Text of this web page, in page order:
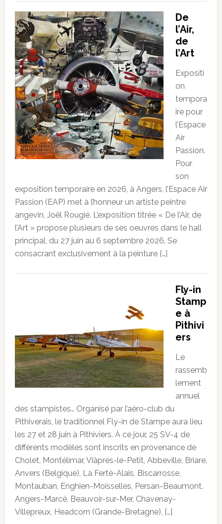
De
l’Air,
de
l’Art
Expositi
on
tempora
ire pour
l’Espace
Air
Passion.
Pour
son
exposition temporaire en 2026, à Angers, l’Espace Air
Passion (EAP) met à l’honneur un artiste peintre
angevin, Joël Rougié. L’exposition titrée « De l’Air, de
l’Art » propose plusieurs de ses oeuvres dans le hall
principal, du 27 juin au 6 septembre 2026. Se
consacrant exclusivement à la peinture […]
Fly-in
Stamp
e à
Pithivi
ers
Le
rassemb
lement
annuel
des stampistes… Organisé par l’aéro-club du
Pithiverais, le traditionnel Fly-in de Stampe aura lieu
les 27 et 28 juin à Pithiviers. À ce jour, 25 SV-4 de
différents modèles sont inscrits en provenance de
Cholet, Montélimar, Viâpres-le-Petit, Abbeville, Briare,
Anvers (Belgique), La Ferté-Alais, Biscarrosse,
Montauban, Enghien-Moisselles, Persan-Beaumont,
Angers-Marcé, Beauvoir-sur-Mer, Chavenay-
Villepreux, Headcorn (Grande-Bretagne), […]